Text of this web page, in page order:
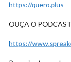
https://quero.plus
OUÇA O
https://